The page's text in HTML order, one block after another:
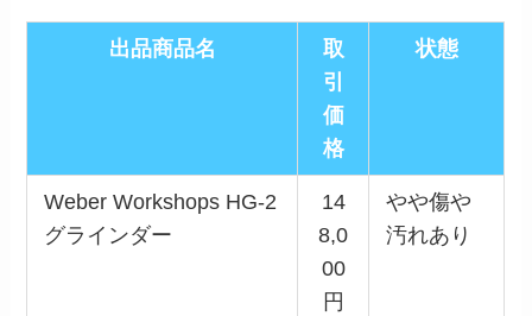
出品商品名
取
引
価
格
状態
Weber Workshops HG-2
グラインダー
14
8,0
00
円
やや傷や
汚れあり